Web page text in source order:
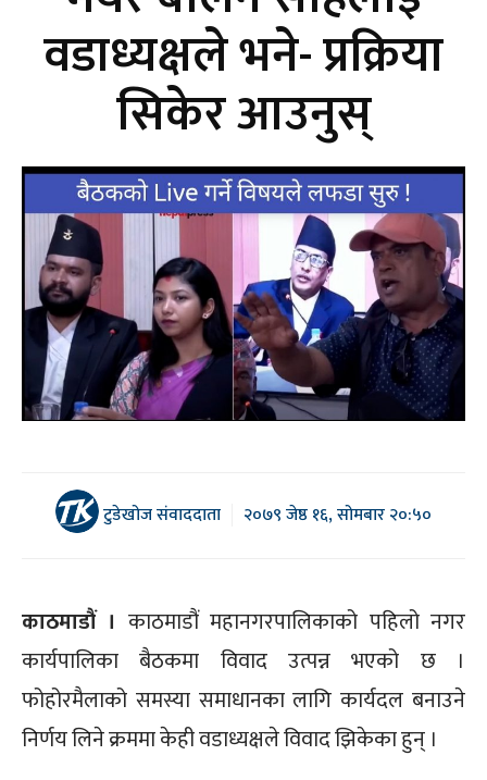
वडाध्यक्षले भने- प्रक्रिया
सिकेर आउनुस्
टुडेखोज संवाददाता २०७९ जेष्ठ १६, सोमबार २०:५०
काठमाडौं । काठमाडौं महानगरपालिकाको पहिलो नगर
कार्यपालिका बैठकमा विवाद उत्पन्न भएको छ ।
फोहोरमैलाको समस्या समाधानका लागि कार्यदल बनाउने
निर्णय लिने क्रममा केही वडाध्यक्षले विवाद झिकेका हुन् ।